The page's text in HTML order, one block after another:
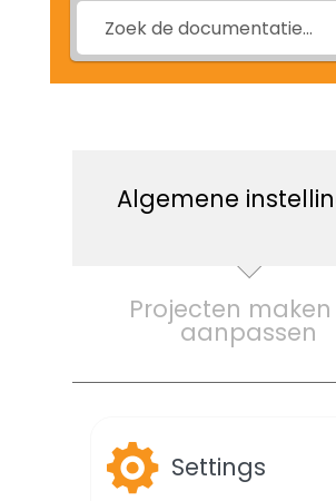
Algemene
Projecten maken
aanpassen
Settings